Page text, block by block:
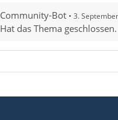
Community-Bot 3.
Hat das Thema geschlossen.